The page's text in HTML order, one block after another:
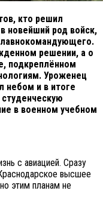
кто решил
новейший род войск,
решении, а о
подкреплённом
Уроженец
небом и в итоге
в военном учебном
с авиацией. Сразу
высшее
этим планам не